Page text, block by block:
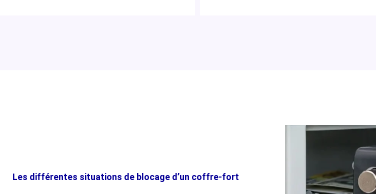
Les différentes situations de blocage d’un coffre-fort